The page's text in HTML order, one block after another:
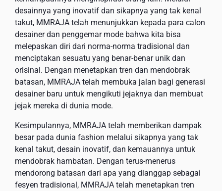
desainnya yang inovatif dan sikapnya yang tak kenal
takut, MMRAJA telah menunjukkan kepada para calon
desainer dan penggemar mode bahwa kita bisa
melepaskan diri dari norma-norma tradisional dan
menciptakan sesuatu yang benar-benar unik dan
orisinal. Dengan menetapkan tren dan mendobrak
batasan, MMRAJA telah membuka jalan bagi generasi
desainer baru untuk mengikuti jejaknya dan membuat
jejak mereka di dunia mode.
Kesimpulannya, MMRAJA telah memberikan dampak
besar pada dunia fashion melalui sikapnya yang tak
kenal takut, desain inovatif, dan kemauannya untuk
mendobrak hambatan. Dengan terus-menerus
mendorong batasan dari apa yang dianggap sebagai
fesyen tradisional, MMRAJA telah menetapkan tren